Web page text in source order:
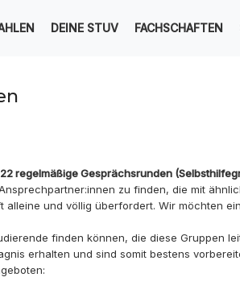
DEINE STUV FACHSCHAFTEN
regelmäßige Gesprächsrunden
zu finden, die mit
und völlig überfordert. Wir möchten
finden können, die diese Gruppen
erhalten und sind somit bestens